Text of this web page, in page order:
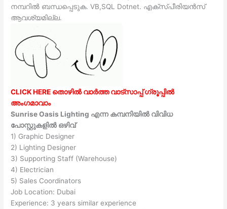
നമ്പറിൽ ബന്ധപ്പെടുക. VB,SQL Dotnet. എക്സ്പീരിയൻസ്
ആവശ്യമില്ല.
CLICK HERE തൊഴിൽ വാർത്ത വാട്സാപ്പ് ഗ്രൂപ്പിൽ
അംഗമാവാം
Sunrise Oasis Lighting എന്ന കമ്പനിയിൽ വിവിധ
പോസ്റ്റുകളിൽ ഒഴിവ്
1) Graphic Designer
2) Lighting Designer
3) Supporting Staff (Warehouse)
4) Electrician
5) Sales Coordinators
Job Location: Dubai
Experience: 3 years similar experience